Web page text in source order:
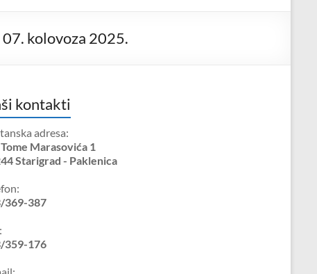
kolovoza 2025.
kontakti
adresa:
Marasovića 1
Starigrad - Paklenica
369-387
359-176